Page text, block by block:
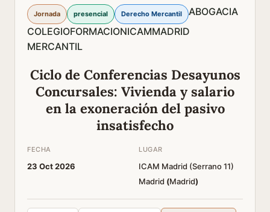
Jornada presencial Derecho Mercantil
ABOGACIA
COLEGIOFORMACIONICAMMADRID
MERCANTIL
Ciclo de Conferencias Desayunos
Concursales: Vivienda y salario
en la exoneración del pasivo
insatisfecho
FECHA
23 Oct 2026
LUGAR
ICAM Madrid (Serrano 11)
Madrid (Madrid)